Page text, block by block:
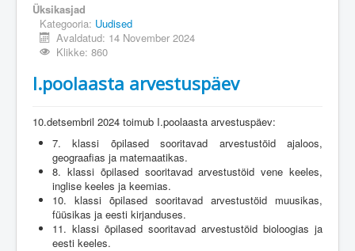
Üksikasjad
Kategooria: Uudised
Avaldatud: 14 November 2024
Klikke: 860
I.poolaasta arvestuspäev
10.detsembril 2024 toimub I.poolaasta arvestuspäev:
7. klassi õpilased sooritavad arvestustöid ajaloos,
geograafias ja matemaatikas.
8. klassi õpilased sooritavad arvestustöid vene keeles,
inglise keeles ja keemias.
10. klassi õpilased sooritavad arvestustöid muusikas,
füüsikas ja eesti kirjanduses.
11. klassi õpilased sooritavad arvestustöid bioloogias ja
eesti keeles.